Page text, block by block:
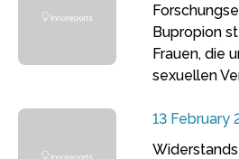
Bupropion
Frauen, die
sexuellen
13 February